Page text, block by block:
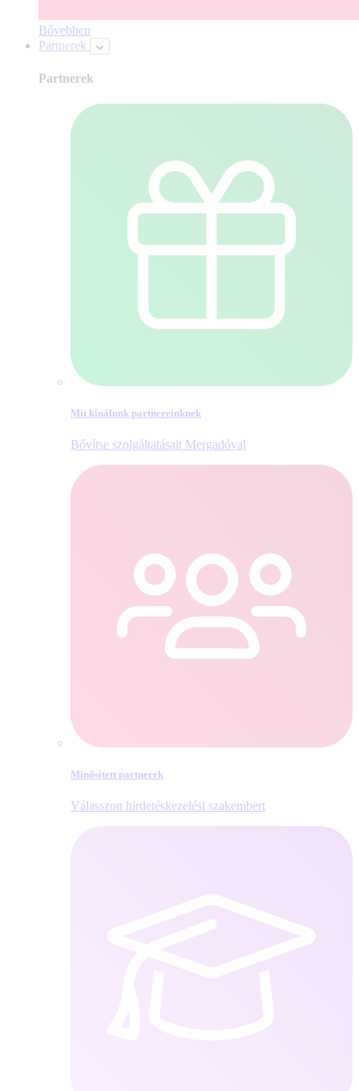
Bővebben
Partnerek
Partnerek
Mit kínálunk partnereinknek
Bővítse szolgáltatásait Mergadóval
Minősített partnerek
Válasszon hirdetéskezelési szakembert